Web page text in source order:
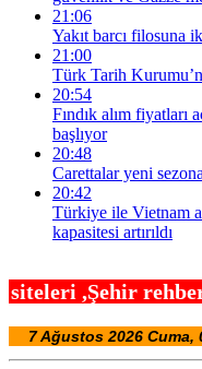
21:06
Yakıt barcı filosuna
21:00
Türk Tarih
20:54
Fındık alım fiyatları
başlıyor
20:48
Carettalar yeni sezona
20:42
Türkiye ile Vietnam
kapasitesi artırıldı
rehberleri ,